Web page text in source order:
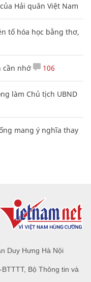
Hải quân Việt Nam
tố hóa học bằng thơ,
cần nhớ 106
làm Chủ tịch UBND
mang ý nghĩa thay
Duy Hưng Hà Nội
Bộ Thông tin và